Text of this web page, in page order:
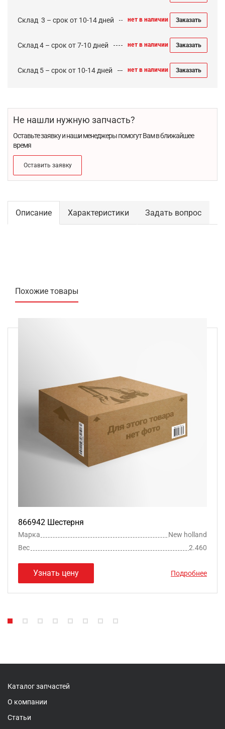
Cклад 3 – срок от 10-14 дней нет в наличии Заказать
Склад 4 – срок от 7-10 дней нет в наличии Заказать
Склад 5 – срок от 10-14 дней нет в наличии Заказать
Не нашли нужную запчасть?
Оставьте заявку и наши менеджеры помогут Вам в ближайшее
время
Оставить заявку
Описание Характеристики Задать вопрос
Похожие товары
866942 Шестерня
Марка
New holland
Вес
2.460
Узнать цену Подробнее
Каталог запчастей
О компании
Статьи